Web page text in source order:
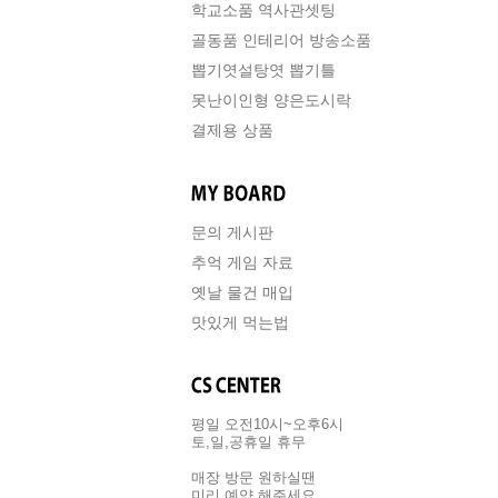
학교소품 역사관셋팅
골동품 인테리어 방송소품
뽑기엿설탕엿 뽑기틀
못난이인형 양은도시락
결제용 상품
문의 게시판
추억 게임 자료
옛날 물건 매입
맛있게 먹는법
평일 오전10시~오후6시
토,일,공휴일 휴무
매장 방문 원하실땐